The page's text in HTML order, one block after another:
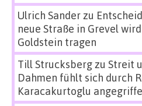
Ulrich Sanderzu
neue Straße in Grevel
Goldstein tragen
Till Strucksbergzu Streit
Dahmen fühlt sich durch
Karacakurtoglu